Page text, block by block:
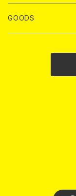
T-SHIRTS
L/S T-SHIRTS
GOODS